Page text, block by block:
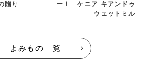
贈り
よみもの一覧
ー！ ケニア キアンドゥ
ウェットミル